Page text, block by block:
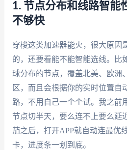
1. 节点分布和线路智
不够快
穿梭这类加速器能火，很大原因
的，还要看能不能智能选线。比
球分布的节点，覆盖北美、欧洲
区，而且会根据你的实时位置自
路，不用自己一个个试。我之前
节点切半天，要么连不上要么延
茄之后，打开APP就自动连最优
卡，进度条一划到底。